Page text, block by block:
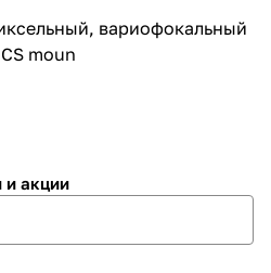
вариофокальный
moun
и акции